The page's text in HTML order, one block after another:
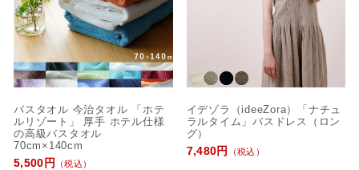
バスタオル 今治タオル 「ホテ
ルリゾート」 厚手 ホテル仕様
の高級バスタオル
70cm×140cm
5,500円
（税込）
イデゾラ（ideeZora）「ナチュ
ラルタイム」バスドレス（ロン
グ）
7,480円
（税込）